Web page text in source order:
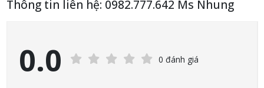
Thông tin liên hệ: 0982.777.642 Ms Nhung
0.0 0 đánh giá